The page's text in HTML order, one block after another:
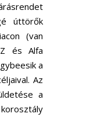
úttörők
(van
és Alfa
a
Az
a